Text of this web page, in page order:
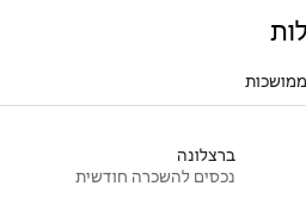
ממושכות
ברצלונה
נכסים להשכרה חודשית